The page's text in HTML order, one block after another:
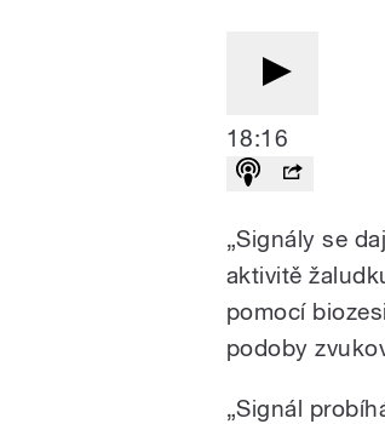
18:16
„Signály se
aktivitě
pomocí
podoby
„Signál